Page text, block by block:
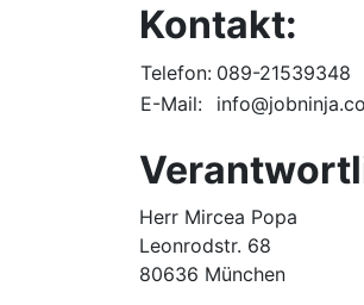
Kontakt:
Telefon: 089-21539348
E-Mail:
Herr Mircea Popa
Leonrodstr. 68
80636 München